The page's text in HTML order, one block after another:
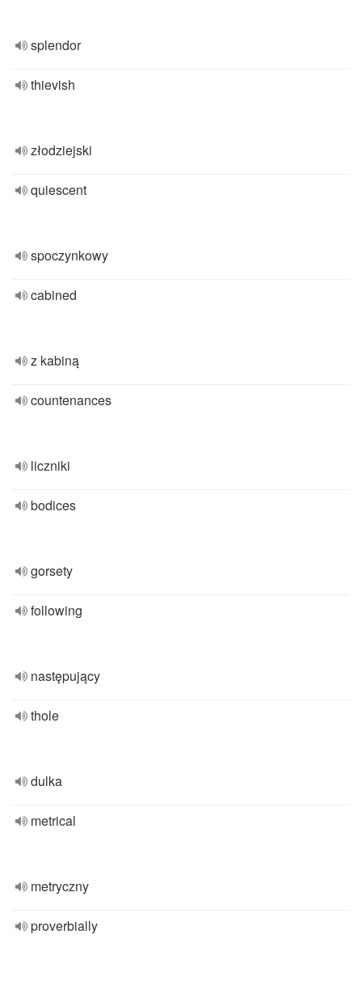
splendor
thievish
złodziejski
quiescent
spoczynkowy
cabined
z kabiną
countenances
liczniki
bodices
gorsety
following
następujący
thole
dulka
metrical
metryczny
proverbially